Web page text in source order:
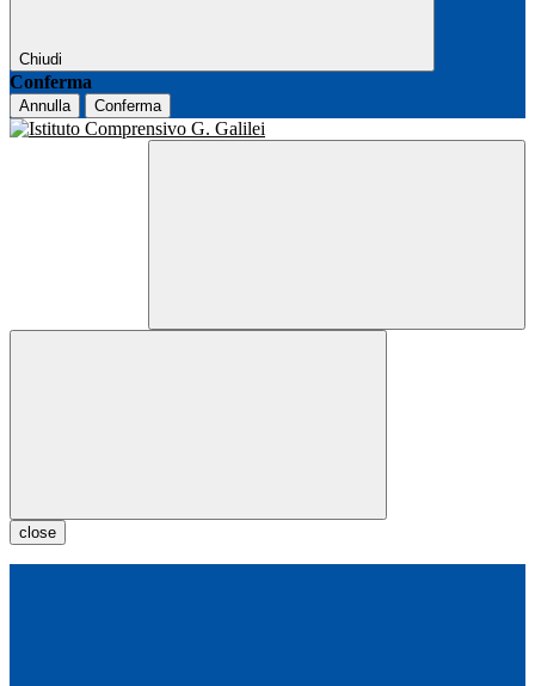
Chiudi
Conferma
Annulla Conferma
close